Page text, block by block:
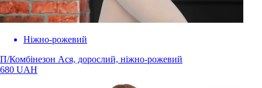
Нiжно-рожевий
П/Комбінезон Ася, дорослий, ніжно-рожевий
680 UAH